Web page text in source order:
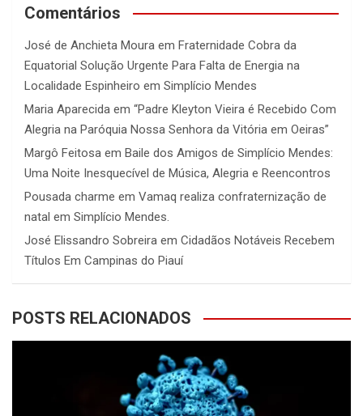
Comentários
José de Anchieta Moura em Fraternidade Cobra da
Equatorial Solução Urgente Para Falta de Energia na
Localidade Espinheiro em Simplício Mendes
Maria Aparecida em “Padre Kleyton Vieira é Recebido Com
Alegria na Paróquia Nossa Senhora da Vitória em Oeiras”
Margô Feitosa em Baile dos Amigos de Simplício Mendes:
Uma Noite Inesquecível de Música, Alegria e Reencontros
Pousada charme em Vamaq realiza confraternização de
natal em Simplício Mendes.
José Elissandro Sobreira em Cidadãos Notáveis Recebem
Títulos Em Campinas do Piauí
POSTS RELACIONADOS